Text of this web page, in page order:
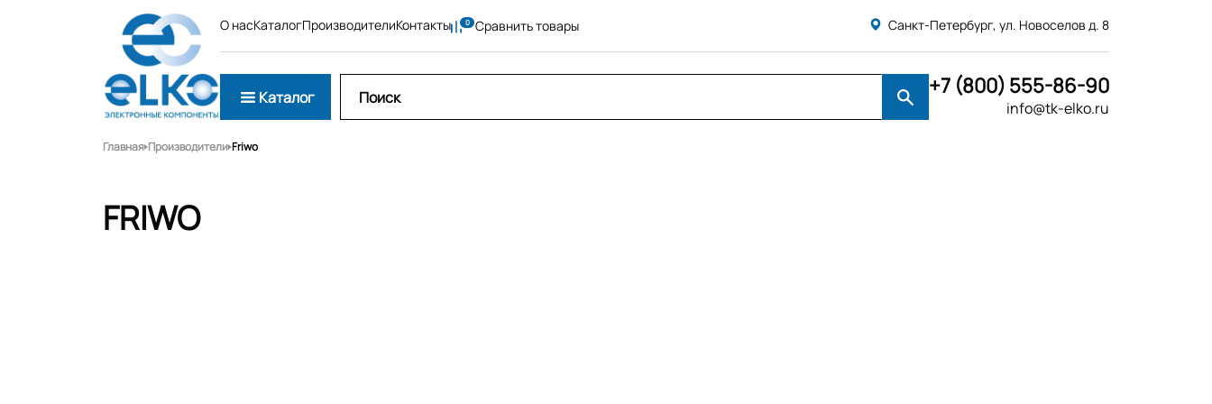
О насКаталогПроизводителиКонтакты Сравнить товары Санкт-Петербург, ул. Новоселов д. 8
Каталог +7 (800) 555-86-90
info@tk-elko.ru
Главная Производители Friwo
FRIWO